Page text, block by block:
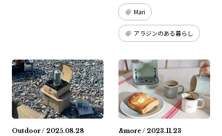
Mari
アラジンのある暮らし
Outdoor / 2025.08.28 &more / 2023.11.23